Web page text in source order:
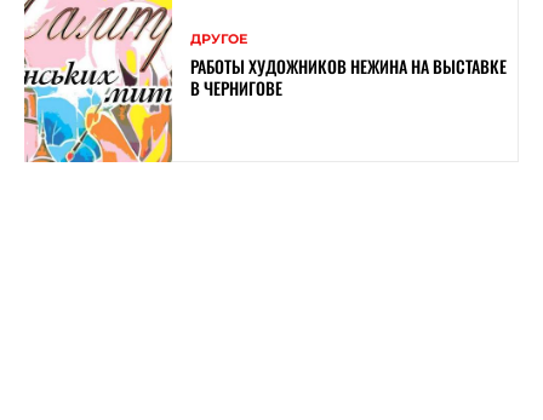
ДРУГОЕ
РАБОТЫ ХУДОЖНИКОВ НЕЖИНА НА ВЫСТАВКЕ
В ЧЕРНИГОВЕ